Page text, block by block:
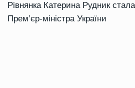
Рівнянка Катерина Рудник
Прем’єр-міністра України